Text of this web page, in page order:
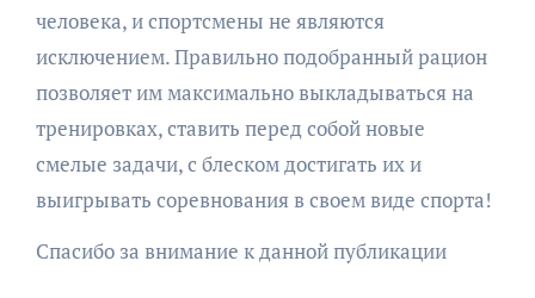
человека, и спортсмены не являются
исключением. Правильно подобранный рацион
позволяет им максимально выкладываться на
тренировках, ставить перед собой новые
смелые задачи, с блеском достигать их и
выигрывать соревнования в своем виде спорта!
Спасибо за внимание к данной публикации